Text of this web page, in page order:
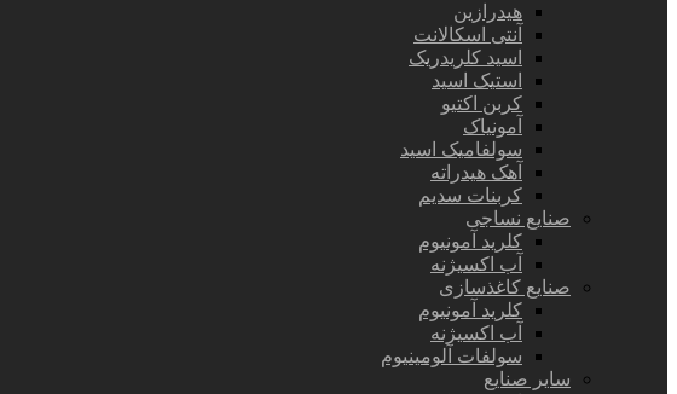
هیدرازین
آنتی اسکالانت
اسید کلریدریک
استیک اسید
کربن اکتیو
آمونیاک
سولفامیک اسید
آهک هیدراته
کربنات سدیم
صنایع نساجی
کلرید آمونیوم
آب اکسیژنه
صنایع کاغذسازی
کلرید آمونیوم
آب اکسیژنه
سولفات آلومینیوم
سایر صنایع